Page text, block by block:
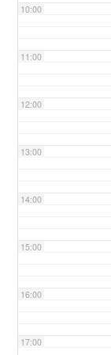
10:00
11:00
12:00
13:00
14:00
15:00
16:00
17:00